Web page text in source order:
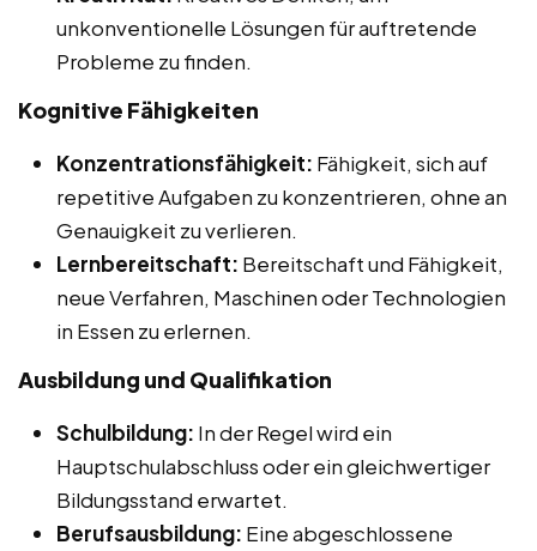
unkonventionelle Lösungen für auftretende
Probleme zu finden.
Kognitive Fähigkeiten
Konzentrationsfähigkeit: Fähigkeit, sich auf
repetitive Aufgaben zu konzentrieren, ohne an
Genauigkeit zu verlieren.
Lernbereitschaft: Bereitschaft und Fähigkeit,
neue Verfahren, Maschinen oder Technologien
in Essen zu erlernen.
Ausbildung und Qualifikation
Schulbildung: In der Regel wird ein
Hauptschulabschluss oder ein gleichwertiger
Bildungsstand erwartet.
Berufsausbildung: Eine abgeschlossene